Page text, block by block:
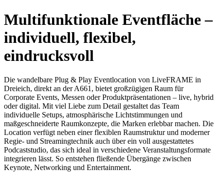
Multifunktionale Eventfläche –
individuell, flexibel,
eindrucksvoll
Die wandelbare Plug & Play Eventlocation von LiveFRAME in
Dreieich, direkt an der A661, bietet großzügigen Raum für
Corporate Events, Messen oder Produktpräsentationen – live, hybrid
oder digital. Mit viel Liebe zum Detail gestaltet das Team
individuelle Setups, atmosphärische Lichtstimmungen und
maßgeschneiderte Raumkonzepte, die Marken erlebbar machen. Die
Location verfügt neben einer flexiblen Raumstruktur und moderner
Regie- und Streamingtechnik auch über ein voll ausgestattetes
Podcaststudio, das sich ideal in verschiedene Veranstaltungsformate
integrieren lässt. So entstehen fließende Übergänge zwischen
Keynote, Networking und Entertainment.